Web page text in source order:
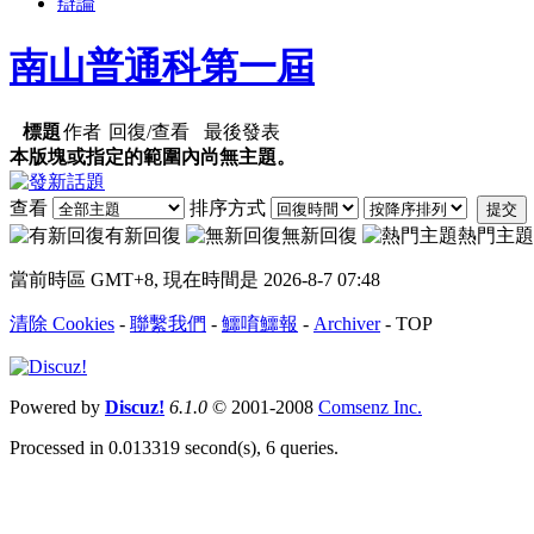
南山普通科第一屆
標題作者 回復/查看
最後發表
本版塊或指定的範圍內尚無主題。
查看 排序方式 提交
有新回復 無新回復 熱門主題
當前時區 GMT+8, 現在時間是 2026-8-7 07:48
清除 Cookies - 聯繫我們 - 鱷唷鱷報 - Archiver- TOP
Powered by Discuz! 6.1.0 © 2001-2008 Comsenz Inc.
Processed in 0.013319 second(s), 6 queries.